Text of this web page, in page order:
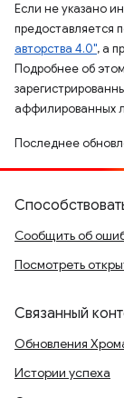
Если не указано
предоставляется
авторства 4.0", а
Подробнее об
аффилированных
Последнее
Сообщить об
Посмотреть
Связанный
Обновления
Истории успеха